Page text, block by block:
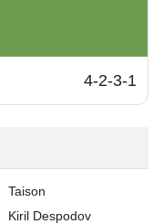
4-2-3-1
Taison
Kiril Despodov